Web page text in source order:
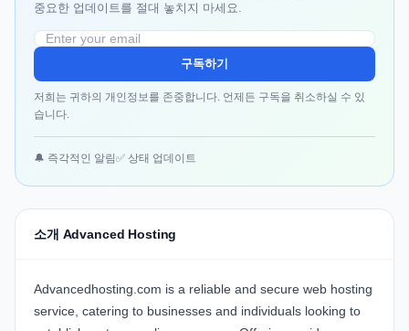
중요한 업데이트를 절대 놓치지 마세요.
구독하기
저희는 귀하의 개인정보를 존중합니다. 언제든 구독을 취소하실 수 있
습니다.
🔔 즉각적인 알림✅ 상태 업데이트
소개 Advanced Hosting
Advancedhosting.com is a reliable and secure web hosting
service, catering to businesses and individuals looking to